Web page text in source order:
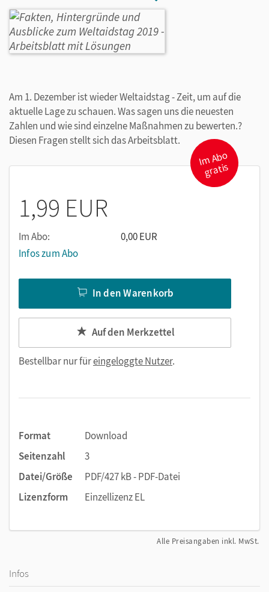
Am 1. Dezember ist wieder Weltaidstag - Zeit, um auf die
aktuelle Lage zu schauen. Was sagen uns die neuesten
Zahlen und wie sind einzelne Maßnahmen zu bewerten.?
Diesen Fragen stellt sich das Arbeitsblatt.
I
m
A
b
o
gr
atis
1,99 EUR
Im Abo:
0,00 EUR
Infos zum Abo
In den Warenkorb
Auf den Merkzettel
Bestellbar nur füreingeloggte Nutzer.
Format
Download
Seitenzahl
3
Datei/Größe
PDF/427 kB - PDF-Datei
Lizenzform
Einzellizenz EL
Alle Preisangaben inkl. MwSt.
Infos